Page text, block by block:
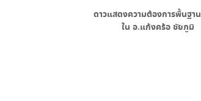
ดาวแสดงความต้องการพื้นฐาน
ใน อ.แก้งคร้อ ชัยภูมิ